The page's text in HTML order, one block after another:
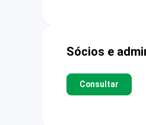
Sócios e
Consultar